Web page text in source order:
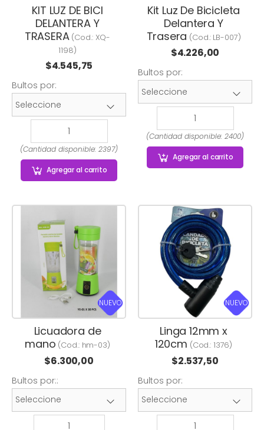
KIT LUZ DE BICI
DELANTERA Y
TRASERA(Cod.: XQ-
1198)
$4.545,75
Bultos por:
(Cantidad disponible: 2397)
Agregaral carrito
Kit Luz De Bicicleta
Delantera Y
Trasera (Cod.: LB-007)
$4.226,00
Bultos por:
(Cantidad disponible: 2400)
Agregaral carrito
NUEVO
Licuadora de
mano (Cod.: hm-03)
$6.300,00
Bultos por::
NUEVO
Linga 12mm x
120cm (Cod.: 1376)
$2.537,50
Bultos por: